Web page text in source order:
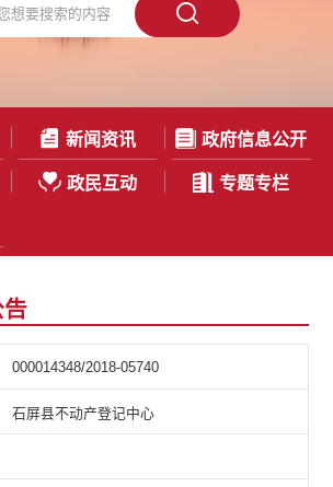
新闻资讯 政府信息公开
政民互动 专题专栏
000014348/2018-05740
石屏县不动产登记中心